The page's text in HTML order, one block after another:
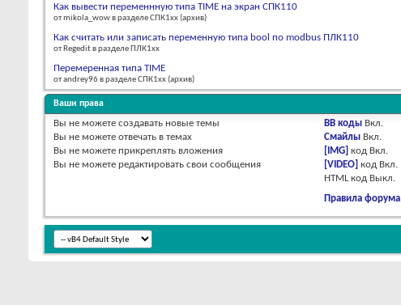
Как вывести переменнную типа TIME на экран СПК110
от mikola_wow в разделе СПК1xx (архив)
Как считать или записать переменную типа bool по modbus ПЛК110
от Regedit в разделе ПЛК1хх
Перемеренная типа TIME
от andrey96 в разделе СПК1xx (архив)
Ваши права
Вы не можете создавать новые темы
Вы не можете отвечать в темах
Вы не можете прикреплять вложения
Вы не можете редактировать свои сообщения
BB коды Вкл.
Смайлы Вкл.
[IMG] код Вкл.
[VIDEO] код Вкл.
HTML код Выкл.
Правила форума